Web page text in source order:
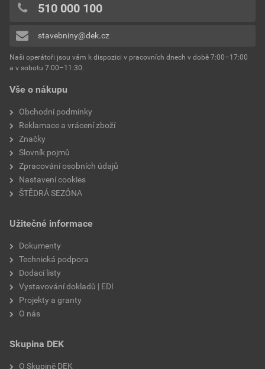
Vše o nákupu
Obchodní podmínky
Reklamace a vrácení zboží
Značky
Slovník pojmů
Zpracování osobních údajů
Nastavení cookies
ŠTĚDRÁ SEZÓNA
Užitečné informace
Dokumenty
Technická podpora
Dodací listy
Vystavování dokladů | EDI
Projekty a granty
O nás
Skupina DEK
O Skupině DEK
510 000 100
stavebniny@dek.cz
Naši operátoři jsou vám k dispozici v pracovních dnech v době 7:00–17:00
a v sobotu 7:00–11:30.